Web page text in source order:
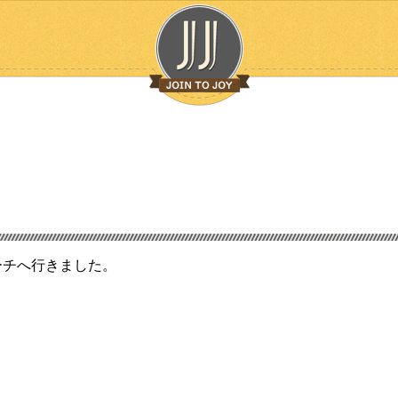
へ行きました。